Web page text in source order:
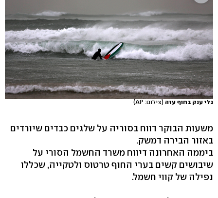
גלי ענק בחוף עזה (צילום: AP)
משעות הבוקר דווח בסוריה על שלגים כבדים שיורדים
באזור הבירה דמשק.
ביממה האחרונה דיווח משרד החשמל הסורי על
שיבושים קשים בערי החוף טרטוס ולטקייה, שכללו
נפילה של קווי חשמל.